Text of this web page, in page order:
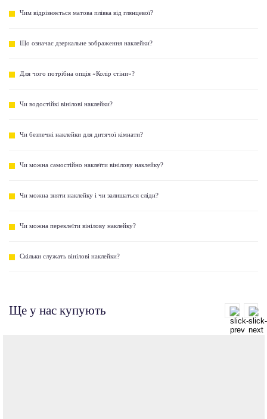
Чим відрізняється матова плівка від глянцевої?
Що означає дзеркальне зображення наклейки?
Для чого потрібна опція «Колір стіни»?
Чи водостійкі вінілові наклейки?
Чи безпечні наклейки для дитячої кімнати?
Чи можна самостійно наклеїти вінілову наклейку?
Чи можна зняти наклейку і чи залишаться сліди?
Чи можна переклеїти вінілову наклейку?
Скільки служать вінілові наклейки?
Ще у нас купують